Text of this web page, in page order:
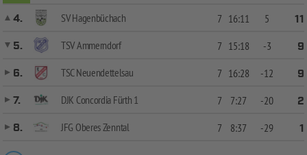
4.
SV Hagenbüchach 7 16:11 5
11
5.
TSV Ammerndorf 7 15:18 -3
9
6.
TSC Neuendettelsau 7 16:28 -12
9
7.
DJK Concordia Fürth 1 7 7:27 -20
2
8.
JFG Oberes Zenntal 7 8:37 -29 1